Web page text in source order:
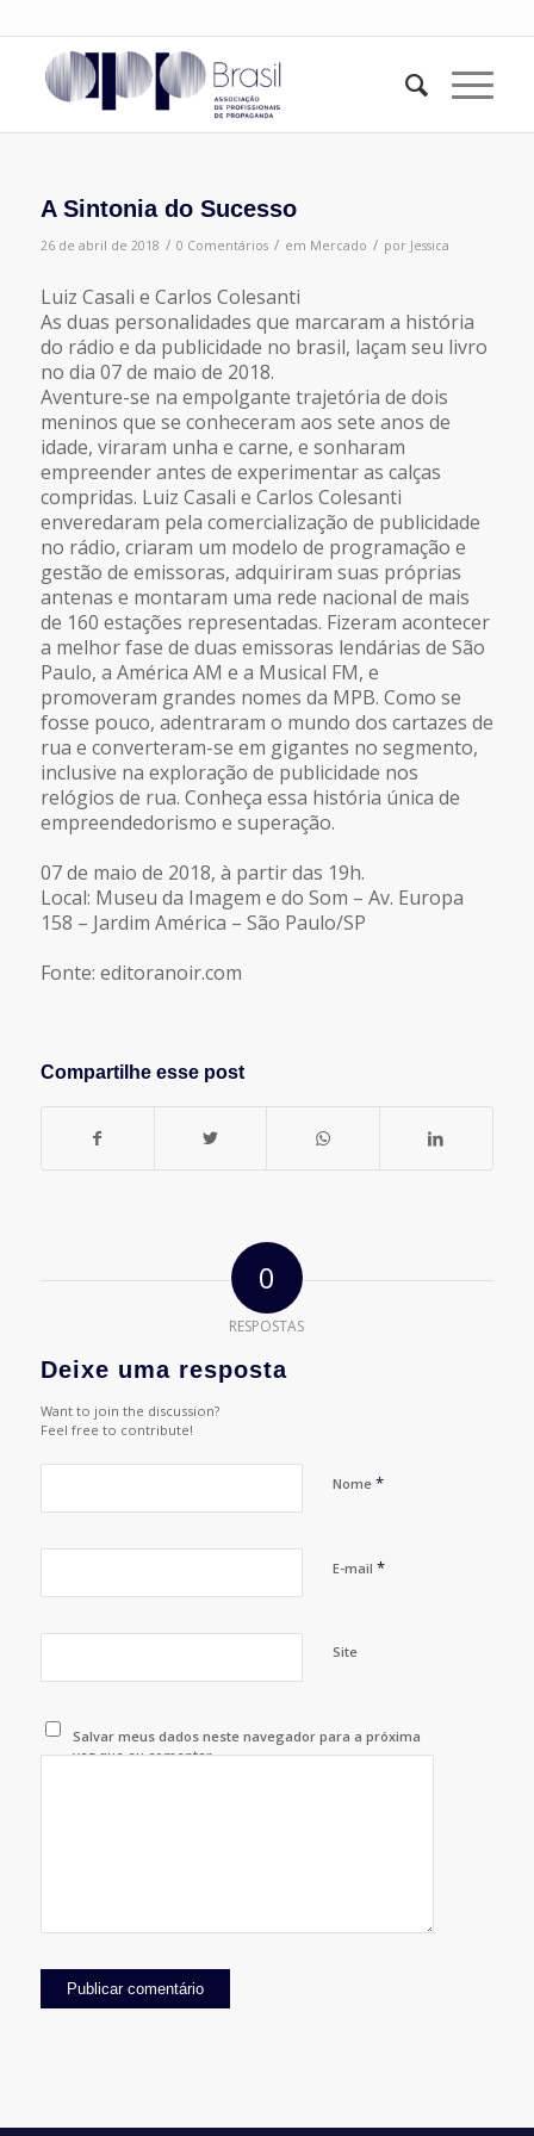
A Sintonia do Sucesso
26 de abril de 2018 / 0 Comentários / em Mercado / por Jessica
Luiz Casali e Carlos Colesanti
As duas personalidades que marcaram a história
do rádio e da publicidade no brasil, laçam seu livro
no dia 07 de maio de 2018.
Aventure-se na empolgante trajetória de dois
meninos que se conheceram aos sete anos de
idade, viraram unha e carne, e sonharam
empreender antes de experimentar as calças
compridas. Luiz Casali e Carlos Colesanti
enveredaram pela comercialização de publicidade
no rádio, criaram um modelo de programação e
gestão de emissoras, adquiriram suas próprias
antenas e montaram uma rede nacional de mais
de 160 estações representadas. Fizeram acontecer
a melhor fase de duas emissoras lendárias de São
Paulo, a América AM e a Musical FM, e
promoveram grandes nomes da MPB. Como se
fosse pouco, adentraram o mundo dos cartazes de
rua e converteram-se em gigantes no segmento,
inclusive na exploração de publicidade nos
relógios de rua. Conheça essa história única de
empreendedorismo e superação.
07 de maio de 2018, à partir das 19h.
Local: Museu da Imagem e do Som – Av. Europa
158 – Jardim América – São Paulo/SP
Fonte: editoranoir.com
Compartilhe esse post
0
RESPOSTAS
Deixe uma resposta
Want to join the discussion?
Feel free to contribute!
Nome *
E-mail *
Site
Salvar meus dados neste navegador para a próxima
vez que eu comentar.